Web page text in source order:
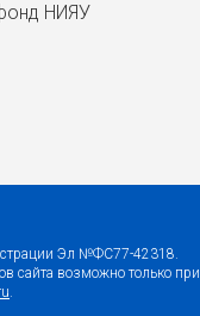
НИЯУ
Эл №ФС77-42318.
сайта возможно только при
.